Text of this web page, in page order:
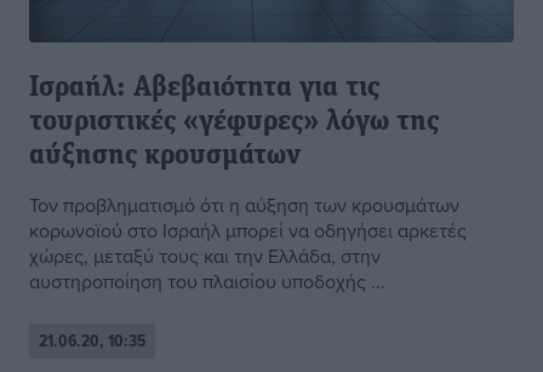
Ισραήλ: Αβεβαιότητα για τις
τουριστικές «γέφυρες» λόγω της
αύξησης κρουσμάτων
Τον προβληματισμό ότι η αύξηση των κρουσμάτων
κορωνοϊού στο Ισραήλ μπορεί να οδηγήσει αρκετές
χώρες, μεταξύ τους και την Ελλάδα, στην
αυστηροποίηση του πλαισίου υποδοχής ...
21.06.20, 10:35